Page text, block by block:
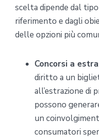
scelta dipende dal
riferimento e dagli
delle opzioni più
Concorsi a
diritto a un
all’estrazione di
possono
un
consumatori